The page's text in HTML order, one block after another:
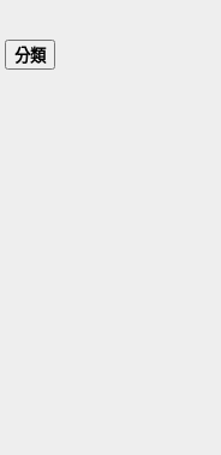
分類